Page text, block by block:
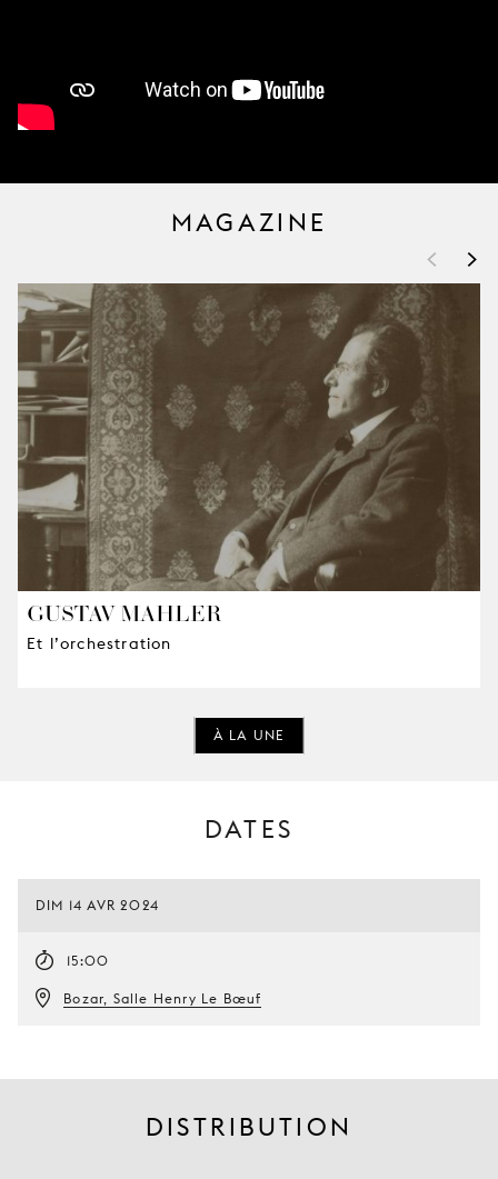
MAGAZINE
< >
GUSTAV MAHLER
Et l’orchestration
À LA UNE
DATES
DIM 14 AVR 2024
15:00
Bozar, Salle Henry Le Bœuf
DISTRIBUTION